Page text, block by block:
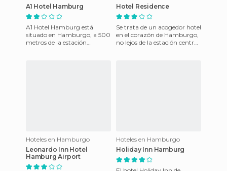
A1 Hotel Hamburg
A1 Hotel Hamburg está
situado en Hamburgo, a 500
metros de la estación
Hotel Residence
Se trata de un acogedor hotel
en el corazón de Hamburgo,
no lejos de la estación central.
Hoteles en Hamburgo
Leonardo Inn Hotel
Hamburg Airport
Hoteles en Hamburgo
Holiday Inn Hamburg